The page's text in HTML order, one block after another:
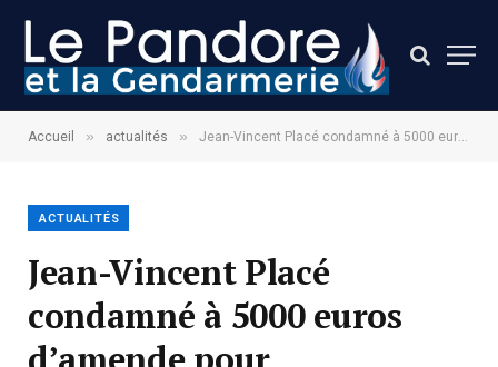
Accueil » actualités » Jean-Vincent Placé condamné à 5000 euros d’amende pour harcèlement
ACTUALITÉS
Jean-Vincent Placé
condamné à 5000 euros